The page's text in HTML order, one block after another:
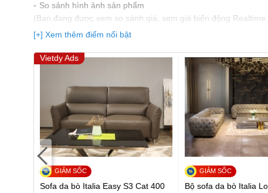
So sảnh hình ảnh sản phẩm
(Bạn đang được xem so sánh giá, xem giá biến động
nhất)
[+] Xem thêm điểm nổi bật
Vietdy Ads
Sofa da bò Italia Easy S3 Cat 400 Bộ sofa da bò Italia